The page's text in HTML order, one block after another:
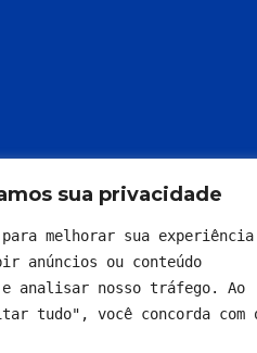
sua privacidade
para melhorar sua
anúncios ou conteúdo
e analisar nosso tráfego. Ao
tudo", você concorda com
direitos reservados